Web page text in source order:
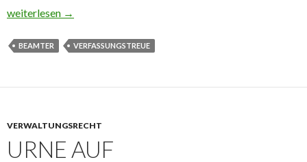
Rechter Chat, harter Rauswurf?
weiterlesen →
BEAMTER VERFASSUNGSTREUE
VERWALTUNGSRECHT
URNE AUF